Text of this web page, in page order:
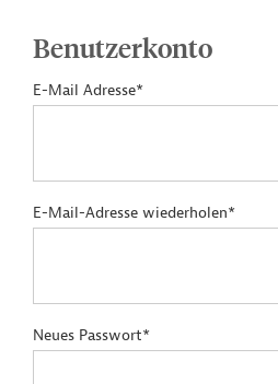
Benutzerkonto
E-Mail Adresse*
E-Mail-Adresse wiederholen*
Neues Passwort*